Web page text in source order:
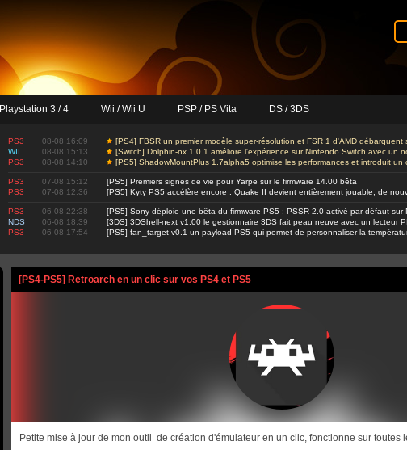
Playstation 3 / 4 Wii / Wii U PSP / PS Vita DS / 3DS
PS3 08-08 16:09
[PS4] FBSR un premier modèle super-résolution et FSR 1 d'AMD débarquent
WII
08-08 15:13
[Switch] Dolphin-nx 1.0.1 améliore l'expérience sur Nintendo Switch avec un
PS3
08-08 14:10 [PS5] ShadowMountPlus 1.7alpha5 optimise les performances et introduit un
PS3 07-08 15:12
[PS5] Premiers signes de vie pour Yarpe sur le firmware 14.00 bêta
PS3
07-08 12:36 [PS5] Kyty PS5 accélère encore : Quake II devient entièrement jouable, de
PS3 06-08 22:38
[PS5] Sony déploie une bêta du firmware PS5 : PSSR 2.0 activé par défaut sur
NDS
06-08 18:39
[3DS] 3DShell-next v1.00 le gestionnaire 3DS fait peau neuve avec un lecteur
PS3
06-08 17:54 [PS5] fan_target v0.1 un payload PS5 qui permet de personnaliser la
[PS4-PS5] Retroarch en un clic sur vos PS4 et PS5
Petite mise à jour de mon outil de création d'émulateur en un clic, fonctionne sur toutes